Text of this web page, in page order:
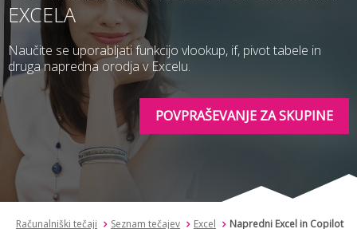
EXCELA
Naučite se uporabljati funkcijo vlookup, if, pivot tabele in
druga napredna orodja v Excelu.
POVPRAŠEVANJE ZA SKUPINE
Računalniški tečaji Seznam tečajev Excel Napredni Excel in Copilot